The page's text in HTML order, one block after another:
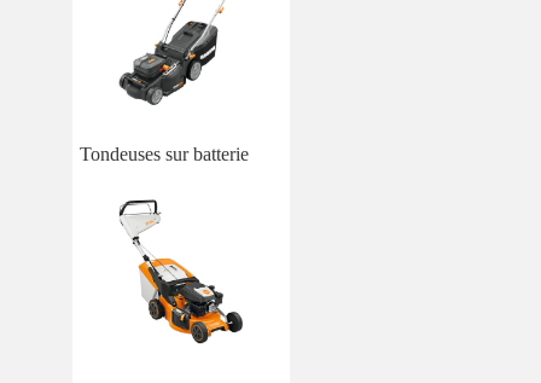
Tondeuses sur batterie